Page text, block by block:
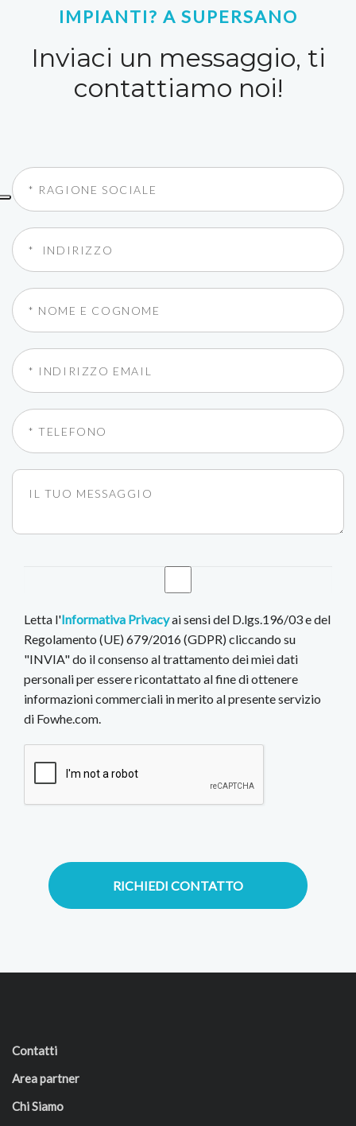
IMPIANTI? A SUPERSANO
Inviaci un messaggio, ti
contattiamo noi!
Letta l'Informativa Privacyai sensi del D.lgs.196/03 e del
Regolamento (UE) 679/2016 (GDPR) cliccando su
"INVIA" do il consenso al trattamento dei miei dati
personali per essere ricontattato al fine di ottenere
informazioni commerciali in merito al presente servizio
di Fowhe.com.
RICHIEDI CONTATTO
Contatti
Area partner
Chi Siamo